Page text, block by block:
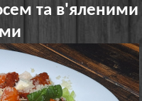
та в'яленими